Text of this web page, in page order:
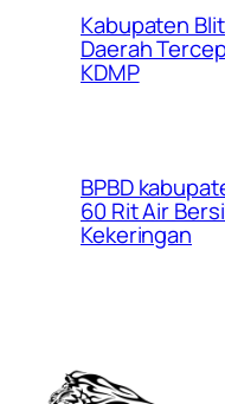
Kabupaten
Daerah
KDMP
BPBD
60 Rit Air
Kekeringan